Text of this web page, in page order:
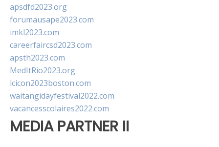
apsdfd2023.org
forumausape2023.com
imkl2023.com
careerfaircsd2023.com
apsth2023.com
MedItRio2023.org
lcicon2023boston.com
waitangidayfestival2022.com
vacancesscolaires2022.com
MEDIA PARTNER II